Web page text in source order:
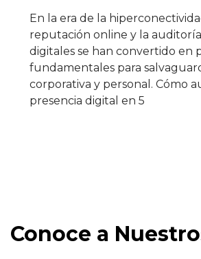
En la era de la
reputación online y la
digitales se han convertido en
fundamentales para
corporativa y personal. Cómo
presencia digital en 5
Conoce a